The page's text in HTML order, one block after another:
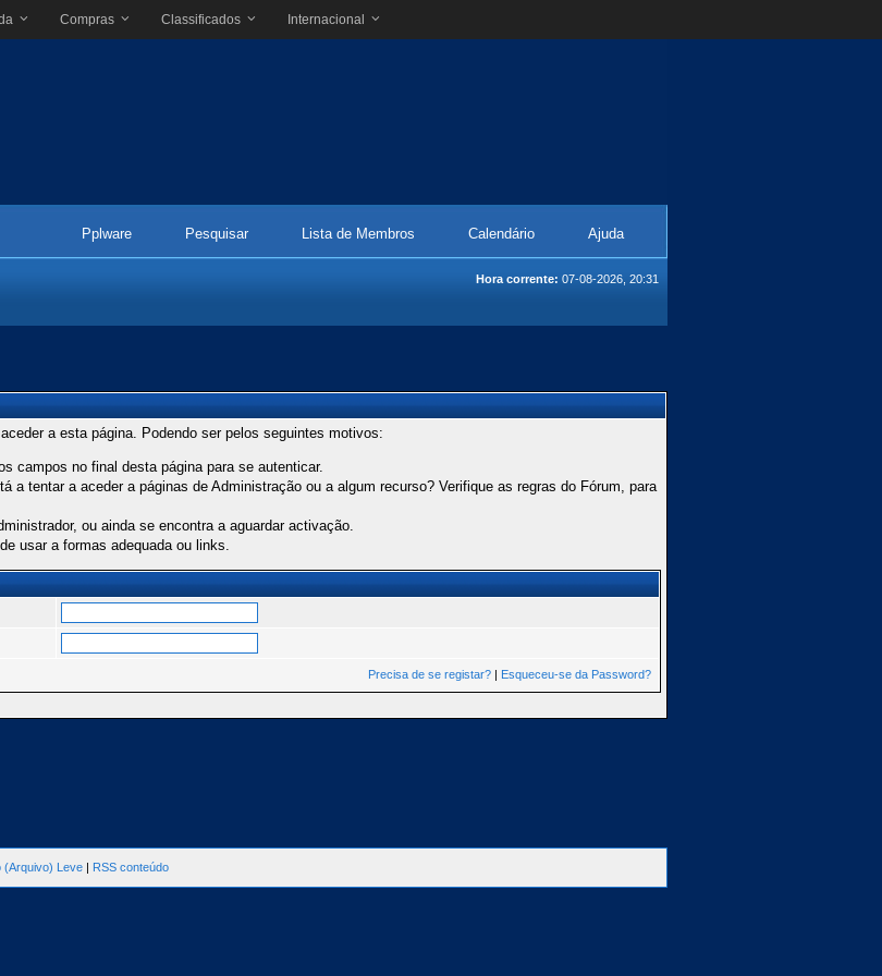
Compras Classificados Internacional
Pplware Pesquisar Lista de Membros Calendário Ajuda
Hora corrente: 07-08-2026, 20:31
a esta página. Podendo ser pelos seguintes motivos:
campos no final desta página para se autenticar.
a tentar a aceder a páginas de Administração ou a algum recurso? Verifique as regras do Fórum, para
ou ainda se encontra a aguardar activação.
usar a formas adequada ou links.
Precisa de se registar? | Esqueceu-se da Password?
(Arquivo) Leve | RSS conteúdo